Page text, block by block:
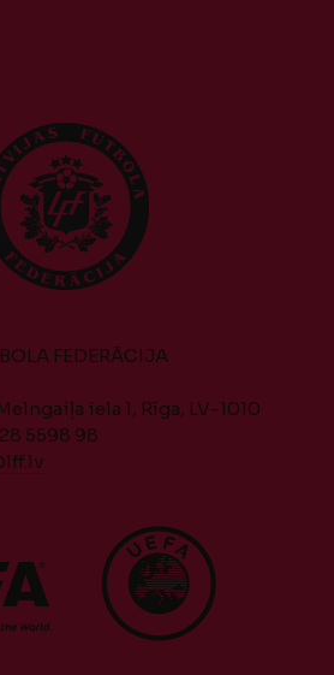
FEDERĀCIJA
iela 1, Rīga, LV-1010
5598 98